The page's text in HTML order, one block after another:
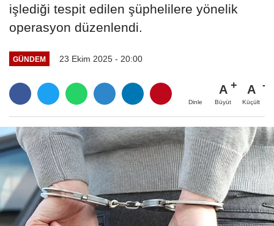
işlediği tespit edilen şüphelilere yönelik
operasyon düzenlendi.
GÜNDEM 23 Ekim 2025 - 20:00
Dinle
A
Büyüt
A
Küçült